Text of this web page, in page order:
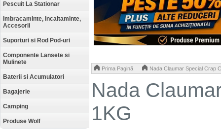
Pescuit La Stationar
Imbracaminte, Incaltaminte,
Accesorii
Suporturi si Rod Pod-uri
Componente Lansete si
Mulinete
Baterii si Acumulatori
Bagajerie
Camping
Produse Wolf
Prima Pagină Nada Claumar Special Crap
Nada
1KG